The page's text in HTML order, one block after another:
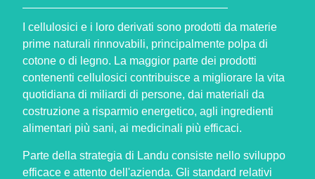
I cellulosici e i loro derivati sono prodotti da materie
prime naturali rinnovabili, principalmente polpa di
cotone o di legno. La maggior parte dei prodotti
contenenti cellulosici contribuisce a migliorare la vita
quotidiana di miliardi di persone, dai materiali da
costruzione a risparmio energetico, agli ingredienti
alimentari più sani, ai medicinali più efficaci.
Parte della strategia di Landu consiste nello sviluppo
efficace e attento dell'azienda. Gli standard relativi